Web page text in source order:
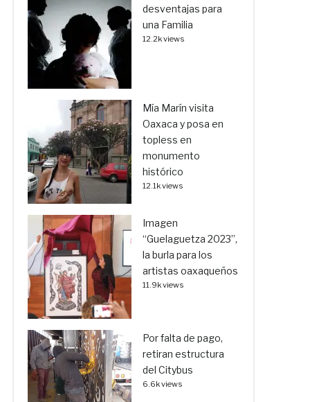
desventajas para
una Familia
12.2k views
Mía Marín visita
Oaxaca y posa en
topless en
monumento
histórico
12.1k views
Imagen
“Guelaguetza 2023”,
la burla para los
artistas oaxaqueños
11.9k views
Por falta de pago,
retiran estructura
del Citybus
6.6k views